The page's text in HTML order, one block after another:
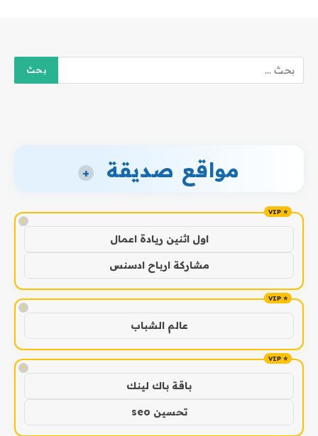
مواقع صديقة +
!
اول اثنين ريادة اعمال
مشاركة ارباح ادسنس
!
عالم الشباب
!
باقة باك لينك
تحسين seo